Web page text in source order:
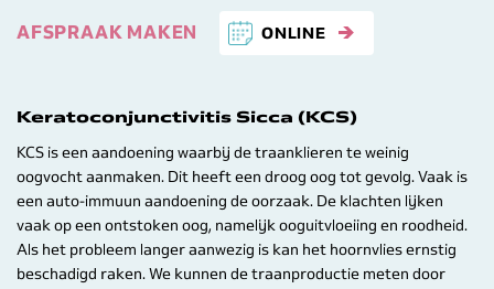
AFSPRAAK MAKEN ONLINE
Keratoconjunctivitis Sicca (KCS)
KCS is een aandoening waarbij de traanklieren te weinig
oogvocht aanmaken. Dit heeft een droog oog tot gevolg. Vaak is
een auto-immuun aandoening de oorzaak. De klachten lijken
vaak op een ontstoken oog, namelijk ooguitvloeiing en roodheid.
Als het probleem langer aanwezig is kan het hoornvlies ernstig
beschadigd raken. We kunnen de traanproductie meten door